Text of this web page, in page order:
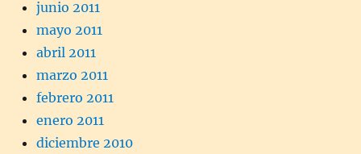
junio 2011
mayo 2011
abril 2011
marzo 2011
febrero 2011
enero 2011
diciembre 2010